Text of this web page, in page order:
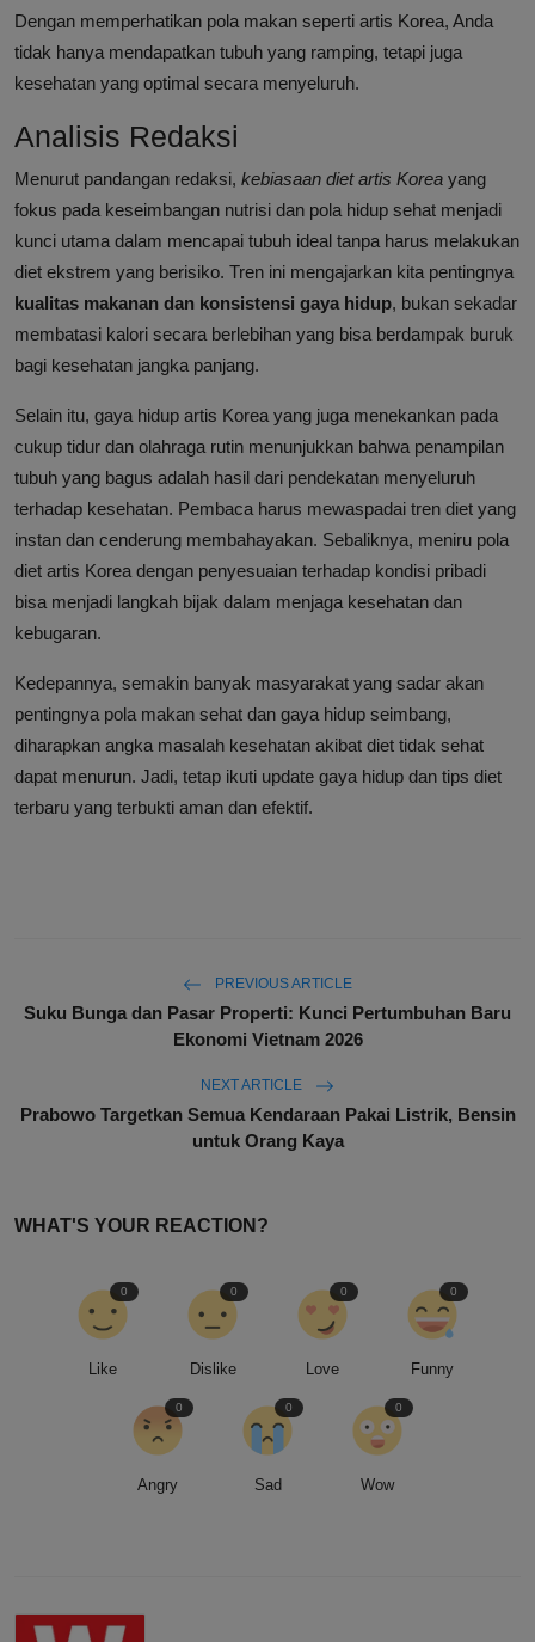
Dengan memperhatikan pola makan seperti artis Korea, Anda
tidak hanya mendapatkan tubuh yang ramping, tetapi juga
kesehatan yang optimal secara menyeluruh.
Analisis Redaksi
Menurut pandangan redaksi, kebiasaan diet artis Korea yang
fokus pada keseimbangan nutrisi dan pola hidup sehat menjadi
kunci utama dalam mencapai tubuh ideal tanpa harus melakukan
diet ekstrem yang berisiko. Tren ini mengajarkan kita pentingnya
kualitas makanan dan konsistensi gaya hidup, bukan sekadar
membatasi kalori secara berlebihan yang bisa berdampak buruk
bagi kesehatan jangka panjang.
Selain itu, gaya hidup artis Korea yang juga menekankan pada
cukup tidur dan olahraga rutin menunjukkan bahwa penampilan
tubuh yang bagus adalah hasil dari pendekatan menyeluruh
terhadap kesehatan. Pembaca harus mewaspadai tren diet yang
instan dan cenderung membahayakan. Sebaliknya, meniru pola
diet artis Korea dengan penyesuaian terhadap kondisi pribadi
bisa menjadi langkah bijak dalam menjaga kesehatan dan
kebugaran.
Kedepannya, semakin banyak masyarakat yang sadar akan
pentingnya pola makan sehat dan gaya hidup seimbang,
diharapkan angka masalah kesehatan akibat diet tidak sehat
dapat menurun. Jadi, tetap ikuti update gaya hidup dan tips diet
terbaru yang terbukti aman dan efektif.
PREVIOUS ARTICLE
Suku Bunga dan Pasar Properti: Kunci Pertumbuhan Baru
Ekonomi Vietnam 2026
NEXT ARTICLE
Prabowo Targetkan Semua Kendaraan Pakai Listrik, Bensin
untuk Orang Kaya
WHAT'S YOUR REACTION?
Like
0
Dislike
0
Love
0
Funny
0
Angry
0
Sad
0
Wow
0